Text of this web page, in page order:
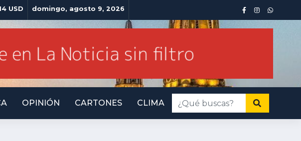
USD domingo, agosto 9, 2026
OPINIÓN CARTONES CLIMA